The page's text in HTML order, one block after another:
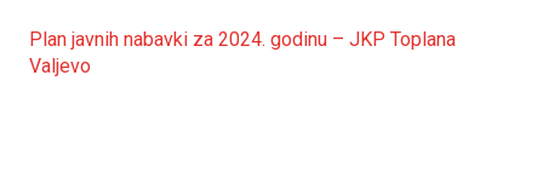
Plan javnih nabavki za 2024. godinu – JKP Toplana
Valjevo